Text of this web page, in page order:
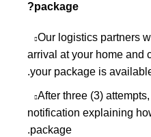
package?
Our logistics partners
arrival at your home and
your package is
After three (3)
notification explaining
package.